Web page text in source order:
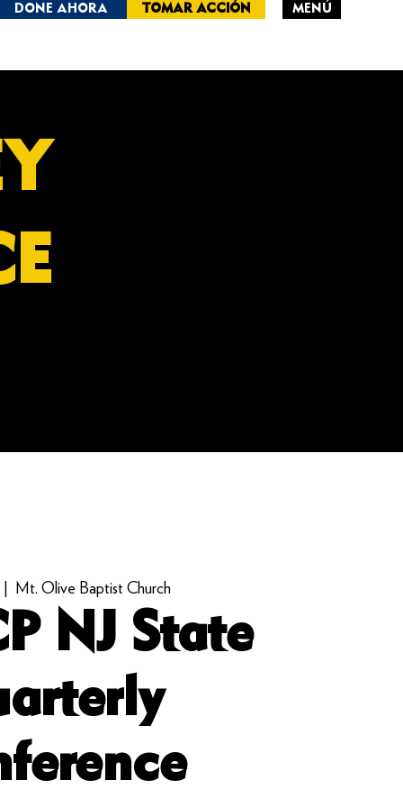
MENÚ
DONE AHORA TOMAR ACCIÓN
|
Mt. Olive Baptist Church
NJ State